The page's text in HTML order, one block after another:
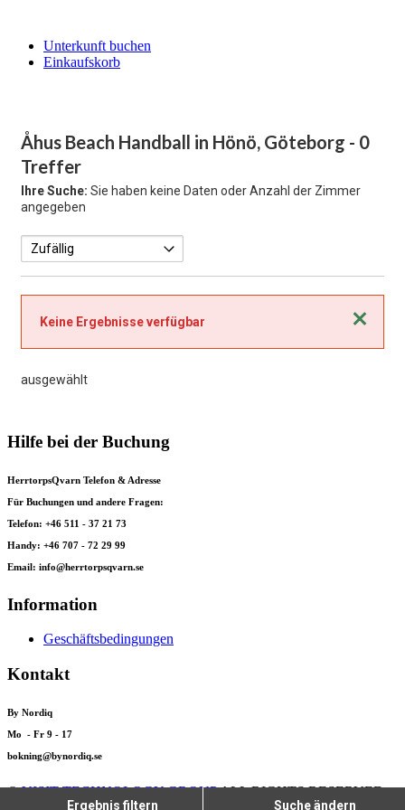
Unterkunft buchen
Einkaufskorb
Åhus Beach Handball in Hönö, Göteborg - 0
Treffer
Ihre Suche: Sie haben keine Daten oder Anzahl der Zimmer
angegeben
Schließen
Keine Ergebnisse verfügbar
ausgewählt
Ergebnis filtern Suche ändern
Hilfe bei der Buchung
HerrtorpsQvarn Telefon & Adresse
Für Buchungen und andere Fragen:
Telefon: +46 511 - 37 21 73
Handy: +46 707 - 72 29 99
Email: info@herrtorpsqvarn.se
Information
Geschäftsbedingungen
Kontakt
By Nordiq
Mo - Fr 9 - 17
bokning@bynordiq.se
©VISIT TECHNOLOGY GROUPALL RIGHTS RESERVED